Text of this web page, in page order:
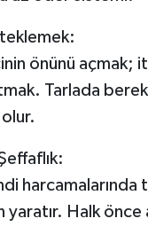
önünü açmak;
Tarlada
harcamalarında
yaratır. Halk